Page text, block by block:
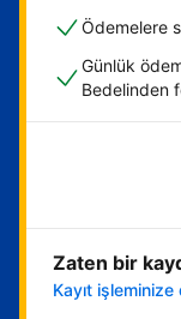
Ödemelere
Günlük
Bedelinden
Zaten bir
Kayıt